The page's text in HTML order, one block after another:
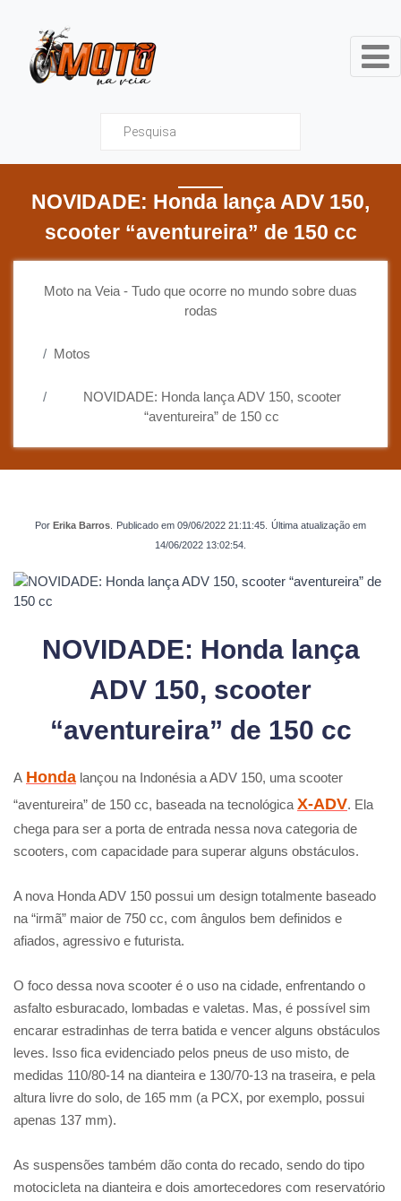
Moto na Veia - Tudo que
NOVIDADE: Honda lança ADV 150,
scooter “aventureira” de 150 cc
Moto na Veia - Tudo que ocorre no mundo sobre duas
rodas
Motos
NOVIDADE: Honda lança ADV 150, scooter
“aventureira” de 150 cc
Por Erika Barros Publicado em 09/06/2022 21:11:45 Última atualização em
14/06/2022 13:02:54
NOVIDADE: Honda lança
ADV 150, scooter
“aventureira” de 150 cc
A Honda lançou na Indonésia a ADV 150, uma scooter
“aventureira” de 150 cc, baseada na tecnológica X-ADV. Ela
chega para ser a porta de entrada nessa nova categoria de
scooters, com capacidade para superar alguns obstáculos.
A nova Honda ADV 150 possui um design totalmente baseado
na “irmã” maior de 750 cc, com ângulos bem definidos e
afiados, agressivo e futurista.
O foco dessa nova scooter é o uso na cidade, enfrentando o
asfalto esburacado, lombadas e valetas. Mas, é possível sim
encarar estradinhas de terra batida e vencer alguns obstáculos
leves. Isso fica evidenciado pelos pneus de uso misto, de
medidas 110/80-14 na dianteira e 130/70-13 na traseira, e pela
altura livre do solo, de 165 mm (a PCX, por exemplo, possui
apenas 137 mm).
As suspensões também dão conta do recado, sendo do tipo
motocicleta na dianteira e dois amortecedores com reservatório